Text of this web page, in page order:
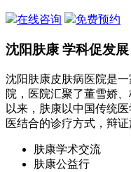
在线咨询 免费预约
沈阳肤康 学科促发
沈阳肤康皮肤病医院是
院，医院汇聚了董雪娇
以来，肤康以中国传统
医结合的诊疗方式，辩
肤康学术交流
肤康公益行